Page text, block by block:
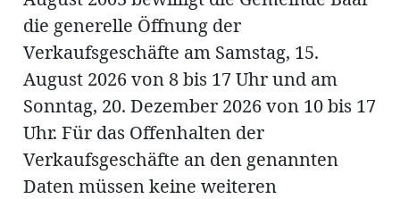
die generelle Öffnung der
Verkaufsgeschäfte am Samstag, 15.
August 2026 von 8 bis 17 Uhr und am
Sonntag, 20. Dezember 2026 von 10 bis 17
Uhr. Für das Offenhalten der
Verkaufsgeschäfte an den genannten
Daten müssen keine weiteren